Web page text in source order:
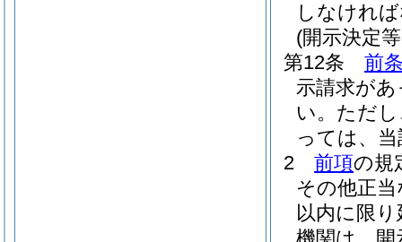
しなけれ
(開示決定
第12条
前
示請求が
い。 ただ
っては、
2
前項の規
その他正
以内に限